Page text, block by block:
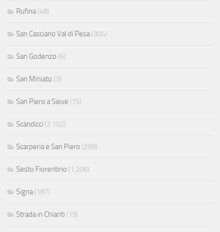
Rufina(48)
San Casciano Val di Pesa(304)
San Godenzo (6)
San Miniato (3)
San Piero a Sieve (15)
Scandicci (2.102)
Scarperia e San Piero (299)
Sesto Fiorentino (1.206)
Signa(187)
Strada in Chianti (19)